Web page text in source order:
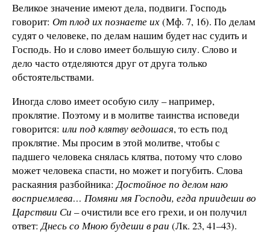
Великое значение имеют дела, подвиги. Господь
говорит: От плод их познаете их(Мф. 7, 16). По делам
судят о человеке, по делам нашим будет нас судить и
Господь. Но и слово имеет большую силу. Слово и
дело часто отделяются друг от друга только
обстоятельствами.
Иногда слово имеет особую силу – например,
проклятие. Поэтому и в молитве таинства исповеди
говорится: или под клятву ведошася, то есть под
проклятие. Мы просим в этой молитве, чтобы с
падшего человека снялась клятва, потому что слово
может человека спасти, но может и погубить. Слова
раскаяния разбойника:Достойное по делом наю
восприемлева… Помяни мя Господи, егда приидеши во
Царствии Си – очистили все его грехи, и он получил
ответ:Днесь со Мною будеши в раи (Лк. 23, 41–43).